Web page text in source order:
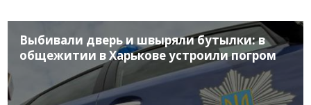
Выбивали дверь и швыряли бутылки: в
общежитии в Харькове устроили погром